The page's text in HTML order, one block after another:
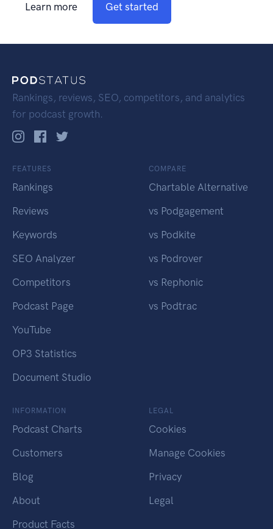
Learn more Get started
Rankings, reviews, SEO, competitors, and analytics
for podcast growth.
FEATURES
Rankings
Reviews
Keywords
SEO Analyzer
Competitors
Podcast Page
YouTube
OP3 Statistics
Document Studio
COMPARE
Chartable Alternative
vs Podgagement
vs Podkite
vs Podrover
vs Rephonic
vs Podtrac
INFORMATION
Podcast Charts
Customers
Blog
About
Product Facts
LEGAL
Cookies
Manage Cookies
Privacy
Legal